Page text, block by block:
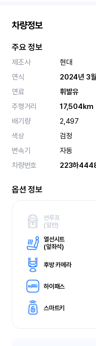
차량정보
주요 정보
제조사
현대
연식
2024년 3월
연료
휘발유
주행거리
17,504km
배기량
2,497
색상
검정
변속기
자동
차량번호
223하
옵션 정보
썬루프
(일반)
열선시트
(앞좌석)
후방 카메라
하이패스
스마트키